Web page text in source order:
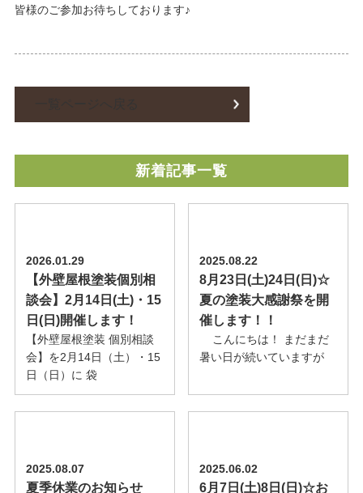
皆様のご参加お待ちしております♪
新着記事一覧
2026.01.29
【外壁屋根塗装個別相
談会】2月14日(土)・15
日(日)開催します！
【外壁屋根塗装 個別相談
会】を2月14日（土）・15
日（日）に 袋
2025.08.22
8月23日(土)24日(日)☆
夏の塗装大感謝祭を開
催します！！
こんにちは！ まだまだ
暑い日が続いていますが
2025.08.07
夏季休業のお知らせ
2025.06.02
6月7日(土)8日(日)☆お